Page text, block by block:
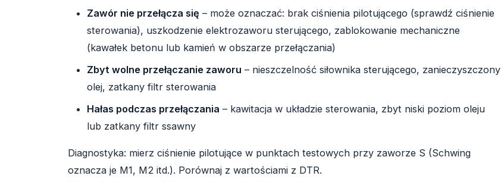
Zawór nie przełącza się – może oznaczać: brak ciśnienia pilotującego (sprawdź ciśnienie
sterowania), uszkodzenie elektrozaworu sterującego, zablokowanie mechaniczne
(kawałek betonu lub kamień w obszarze przełączania)
Zbyt wolne przełączanie zaworu – nieszczelność siłownika sterującego, zanieczyszczony
olej, zatkany filtr sterowania
Hałas podczas przełączania – kawitacja w układzie sterowania, zbyt niski poziom oleju
lub zatkany filtr ssawny
Diagnostyka: mierz ciśnienie pilotujące w punktach testowych przy zaworze S (Schwing
oznacza je M1, M2 itd.). Porównaj z wartościami z DTR.